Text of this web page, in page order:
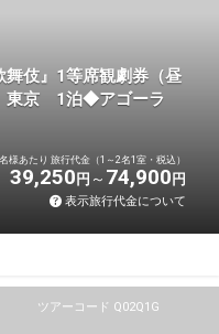
舞伎』1等席観劇券（昼
東京 1泊◆アゴーラ
様あたり 旅行代金（1～2名1室・税込）
39,250 円 74,900 円
表示旅行代金について
ツアーコード Q02Q1G